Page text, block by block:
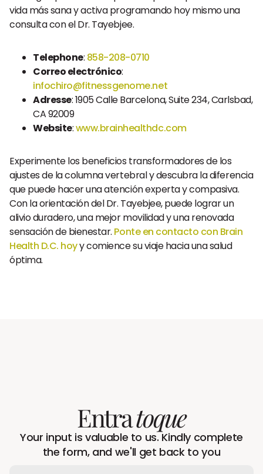
vida más sana y activa programando hoy mismo una
consulta con el Dr. Tayebjee.
Telephone: 858-208-0710
Correo electrónico:
infochiro@fitnessgenome.net
Adresse: 1905 Calle Barcelona, Suite 234, Carlsbad,
CA 92009
Website:www.brainhealthdc.com
Experimente los beneficios transformadores de los
ajustes de la columna vertebral y descubra la diferencia
que puede hacer una atención experta y compasiva.
Con la orientación del Dr. Tayebjee, puede lograr un
alivio duradero, una mejor movilidad y una renovada
sensación de bienestar. Ponte en contacto con Brain
Health D.C. hoyy comience su viaje hacia una salud
óptima.
Entratoque
Your input is valuable to us. Kindly complete
the form, and we'll get back to you